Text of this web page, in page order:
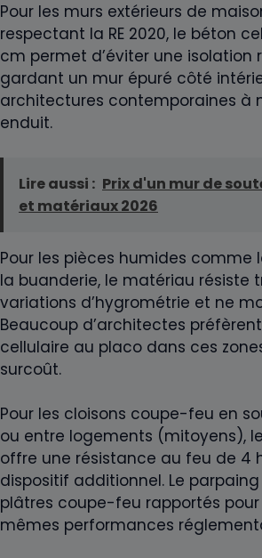
Pour les murs extérieurs de
respectant la RE 2020, le béton
cm permet d’éviter une isolation
gardant un mur épuré côté
architectures contemporaines à
enduit.
Lire aussi : Prix d'un mur de
et matériaux 2026
Pour les pièces humides comme
la buanderie, le matériau résiste
variations d’hygrométrie et ne
Beaucoup d’architectes
cellulaire au placo dans ces
surcoût.
Pour les cloisons coupe-feu en
ou entre logements (mitoyens),
offre une résistance au feu de 4
dispositif additionnel. Le
plâtres coupe-feu rapportés
mêmes performances